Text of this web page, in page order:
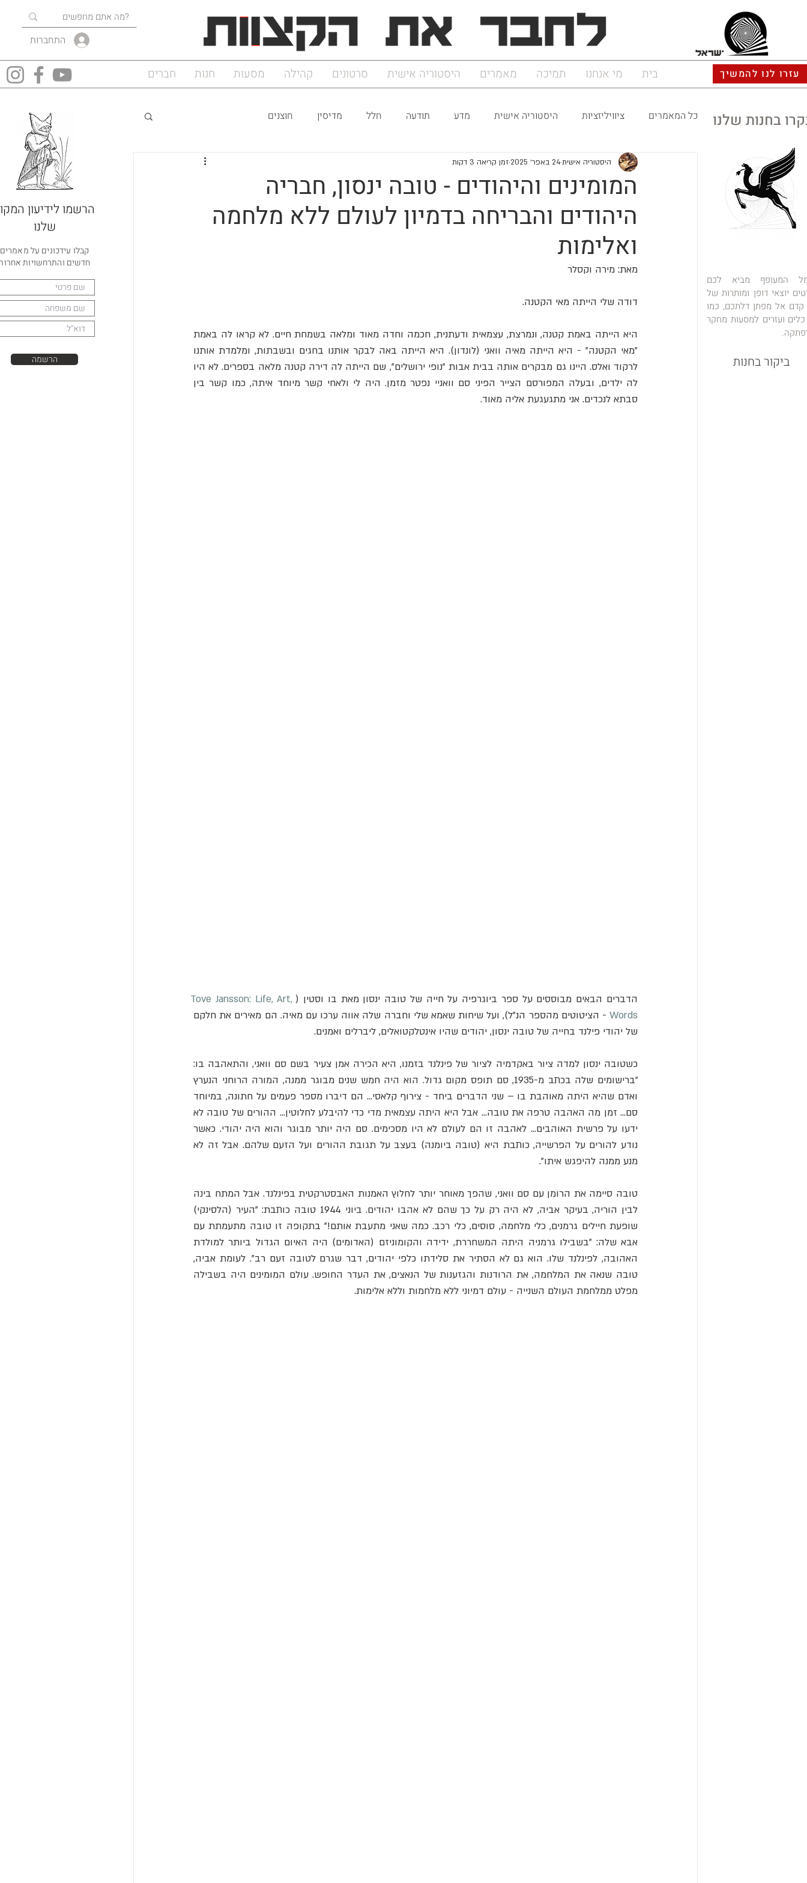
התחברות
ישראל
עזרו לנו להמשיך בית מי אנחנו תמיכה מאמרים היסטוריה אישית סרטונים קהילה מסעות חנות חברים
הרשמו לידיעון
שלנו
קבלו עידכונים על מאמרים
חדשים והתרחשויות
הרשמה
כל המאמרים ציוויליזציות היסטוריה אישית מדע תודעה חלל מדיסין חוצנים
המומינים והיהודים - טובה ינסון, חבריה
היהודים והבריחה בדמיון לעולם ללא מלחמה
ואלימות
היסטוריה אישית24 באפר׳ 2025 זמן קריאה 3 דקות
מאת: מירה וקסלר
דודה שלי הייתה מאי הקטנה.
סבתא לנכדים. אני מתגעגעת אליה מאוד.
הדברים הבאים מבוססים על ספר ביוגרפיה על חייה של טובה ינסון מאת בו וסטין ( Tove Jansson: Life, Art,
Words
של יהודי פילנד בחייה של טובה ינסון, יהודים שהיו אינטלקטואלים, ליברלים ואמנים.
מנע ממנה להיפגש איתו".
מפלט ממלחמת העולם השנייה - עולם דמיוני ללא מלחמות וללא אלימות.
בחנות שלנו
המעופף מביא לכם
יוצאי דופן ומותרות של
קדם אל מפתן דלתכם, כמו
ועזרים למסעות מחקר
ביקור בחנות